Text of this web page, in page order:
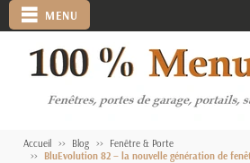
MENU
Accueil Blog
Fenêtre & Porte
BluEvolution 82 – la nouvelle génération de